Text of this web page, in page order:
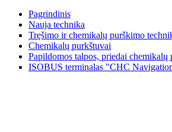
Pagrindinis
Nauja technika
Tręšimo ir chemikalų purškimo
Chemikalų purkštuvai
Papildomos talpos, priedai chemikalų
ISOBUS terminalas "CHC